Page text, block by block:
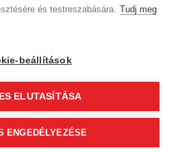
és testreszabására. Tudj meg
beállítások
ELUTASÍTÁSA
ENGEDÉLYEZÉSE
Online-Termine
Verhaltenskodex Kontakt
Folge uns!